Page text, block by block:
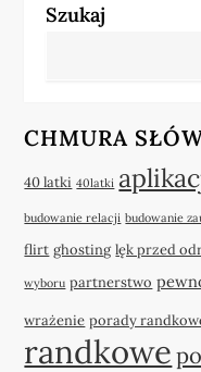
Szukaj
CHMURA
40 latki 40latki
budowanie relacji budowanie
flirt ghosting lęk przed
wyboru partnerstwo
wrażenie porady
randkowe